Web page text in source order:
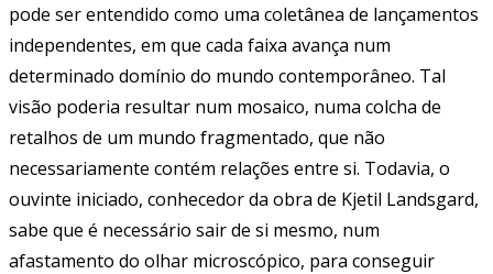
pode ser entendido como uma coletânea de lançamentos
independentes, em que cada faixa avança num
determinado domínio do mundo contemporâneo. Tal
visão poderia resultar num mosaico, numa colcha de
retalhos de um mundo fragmentado, que não
necessariamente contém relações entre si. Todavia, o
ouvinte iniciado, conhecedor da obra de Kjetil Landsgard,
sabe que é necessário sair de si mesmo, num
afastamento do olhar microscópico, para conseguir